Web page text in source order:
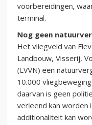
voorbereidingen,
terminal.
Nog geen
Het vliegveld van
Landbouw, Visserij,
(LVVN) een
10.000
daarvan is geen
verleend kan worden
additionaliteit kan